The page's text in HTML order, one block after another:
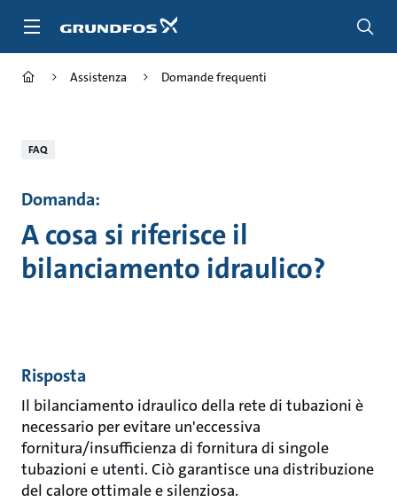
Assistenza Domande frequenti
FAQ
Domanda:
A cosa si riferisce il
bilanciamento idraulico?
Risposta
Il bilanciamento idraulico della rete di tubazioni è
necessario per evitare un'eccessiva
fornitura/insufficienza di fornitura di singole
tubazioni e utenti. Ciò garantisce una distribuzione
del calore ottimale e silenziosa.